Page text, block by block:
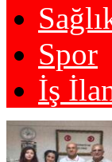
Spor
İş